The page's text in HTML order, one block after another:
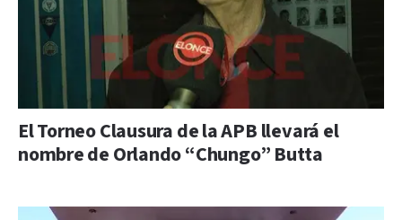
El Torneo Clausura de la APB llevará el
nombre de Orlando “Chungo” Butta